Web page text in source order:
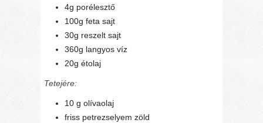
4g porélesztő
100g feta sajt
30g reszelt sajt
360g langyos víz
20g étolaj
Tetejére:
10 g olívaolaj
friss petrezselyem zöld